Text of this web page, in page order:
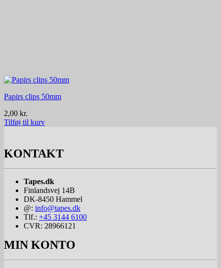
Papirs clips 50mm
2,00 kr.
Tilføj til kurv
KONTAKT
Tapes.dk
Finlandsvej 14B
DK-8450 Hammel
@: info@tapes.dk
Tlf.: +45 3144 6100
CVR: 28966121
MIN KONTO